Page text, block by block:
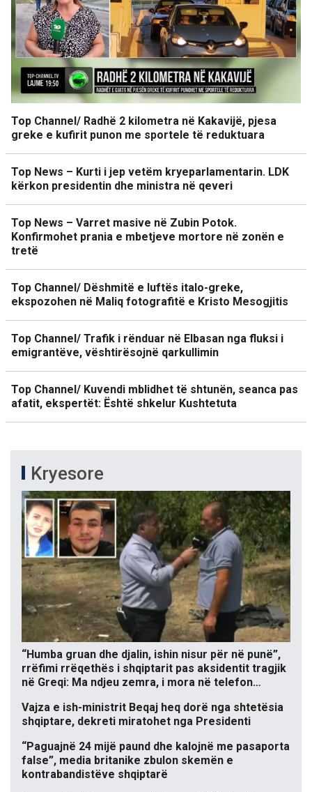
Top Channel/ Radhë 2 kilometra në Kakavijë, pjesa
greke e kufirit punon me sportele të reduktuara
Top News – Kurti i jep vetëm kryeparlamentarin. LDK
kërkon presidentin dhe ministra në qeveri
Top News – Varret masive në Zubin Potok.
Konfirmohet prania e mbetjeve mortore në zonën e
tretë
Top Channel/ Dëshmitë e luftës italo-greke,
ekspozohen në Maliq fotografitë e Kristo Mesogjitis
Top Channel/ Trafik i rënduar në Elbasan nga fluksi i
emigrantëve, vështirësojnë qarkullimin
Top Channel/ Kuvendi mblidhet të shtunën, seanca pas
afatit, ekspertët: Është shkelur Kushtetuta
Kryesore
“Humba gruan dhe djalin, ishin nisur për në punë”,
rrëfimi rrëqethës i shqiptarit pas aksidentit tragjik
në Greqi: Ma ndjeu zemra, i mora në telefon…
Vajza e ish-ministrit Beqaj heq dorë nga shtetësia
shqiptare, dekreti miratohet nga Presidenti
“Paguajnë 24 mijë paund dhe kalojnë me pasaporta
false”, media britanike zbulon skemën e
kontrabandistëve shqiptarë